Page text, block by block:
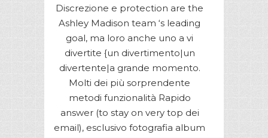
Discrezione e protection are the
Ashley Madison team ‘s leading
goal, ma loro anche uno a vi
divertite {un divertimento|un
divertente|a grande momento.
Molti dei più sorprendente
metodi funzionalità Rapido
answer (to stay on very top dei
email), esclusivo fotografia album